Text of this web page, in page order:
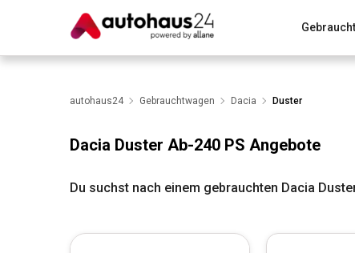
Wir bewerten dein AutoRund um die Inzahlungnahme
autohaus24 Gebrauchtwagen Dacia Duster
Dacia Duster Ab-240 PS Angebote
Du suchst nach einem gebrauchten Dacia